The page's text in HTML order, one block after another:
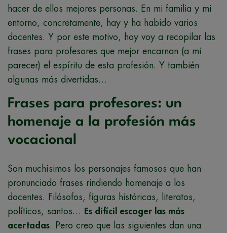
hacer de ellos mejores personas. En mi familia y mi
entorno, concretamente, hay y ha habido varios
docentes. Y por este motivo, hoy voy a recopilar las
frases para profesores que mejor encarnan (a mi
parecer) el espíritu de esta profesión. Y también
algunas más divertidas…
Frases para profesores: un
homenaje a la profesión más
vocacional
Son muchísimos los personajes famosos que han
pronunciado frases rindiendo homenaje a los
docentes. Filósofos, figuras históricas, literatos,
políticos, santos…
Es difícil escoger las más
acertadas. Pero creo que las siguientes dan una